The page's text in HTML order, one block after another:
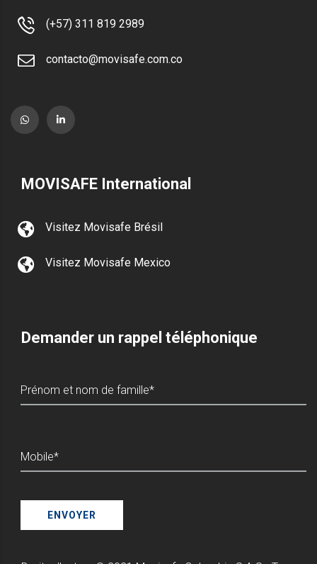
(+57) 311 819 2989
contacto@movisafe.com.co
MOVISAFE International
Visitez Movisafe Brésil
Visitez Movisafe Mexico
Demander un rappel téléphonique
Prénom et nom de famille*
Mobile*
ENVOYER